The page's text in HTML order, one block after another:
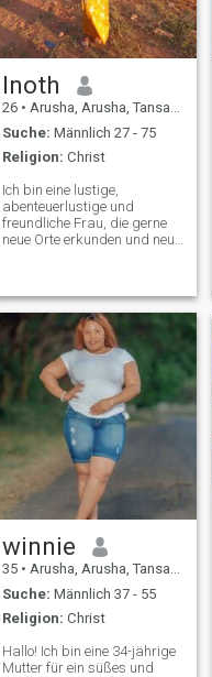
Inoth
26 • Arusha, Arusha, Tansania
Suche: Männlich 27 - 75
Religion: Christ
Ich bin eine lustige,
abenteuerlustige und
freundliche Frau, die gerne
neue Orte erkunden und neue
gemütliche Nacht mit einem
guten Film oder ein
spontaner
Wochenendausflug ist, ich
liebe es, jeden Moment
optimal zu nutzen
winnie
35 • Arusha, Arusha, Tansania
Suche: Männlich 37 - 55
Religion: Christ
Hallo! Ich bin eine 34-jährige
Mutter für ein süßes und